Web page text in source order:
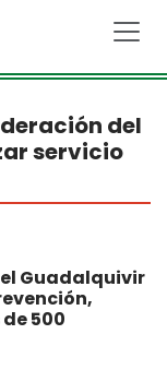
del
servicio
Guadalquivir
500